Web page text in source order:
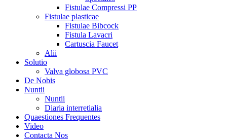
Fistulae Compressi PP
Fistulae plasticae
Fistulae Bibcock
Fistula Lavacri
Cartuscia Faucet
Alii
Solutio
Valva globosa PVC
De Nobis
Nuntii
Nuntii
Diaria interretialia
Quaestiones Frequentes
Video
Contacta Nos